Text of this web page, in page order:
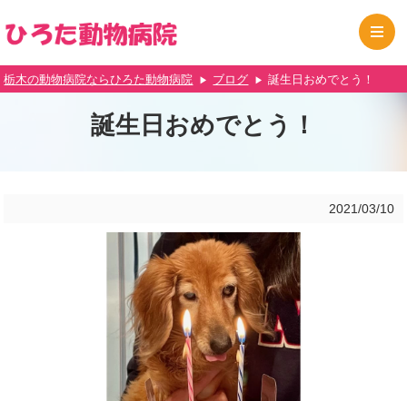
栃木の動物病院ならひろた動物病院 ブログ 誕生日おめでとう！
誕生日おめでとう！
2021/03/10